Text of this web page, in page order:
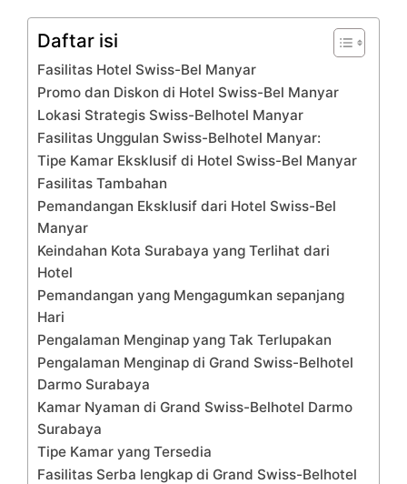
Daftar isi
Fasilitas Hotel Swiss-Bel Manyar
Promo dan Diskon di Hotel Swiss-Bel Manyar
Lokasi Strategis Swiss-Belhotel Manyar
Fasilitas Unggulan Swiss-Belhotel Manyar:
Tipe Kamar Eksklusif di Hotel Swiss-Bel Manyar
Fasilitas Tambahan
Pemandangan Eksklusif dari Hotel Swiss-Bel
Manyar
Keindahan Kota Surabaya yang Terlihat dari
Hotel
Pemandangan yang Mengagumkan sepanjang
Hari
Pengalaman Menginap yang Tak Terlupakan
Pengalaman Menginap di Grand Swiss-Belhotel
Darmo Surabaya
Kamar Nyaman di Grand Swiss-Belhotel Darmo
Surabaya
Tipe Kamar yang Tersedia
Fasilitas Serba lengkap di Grand Swiss-Belhotel